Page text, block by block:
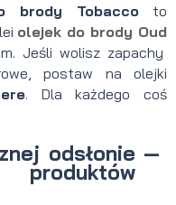
brody Tobacco to
olejek do brody Oud
Jeśli wolisz zapachy
postaw na olejki
. Dla każdego coś
odsłonie —